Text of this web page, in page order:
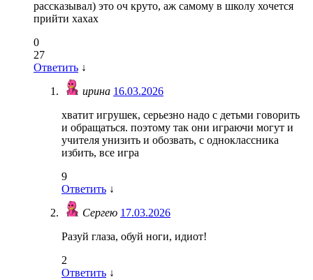
рассказывал) это оч круто, аж самому в школу хочется
прийти хахах
0
27
Ответить ↓
ирина 16.03.2026
хватит игрушек, серьезно надо с детьми говорить
и обращаться. поэтому так они играючи могут и
учителя унизить и обозвать, с одноклассника
избить, все игра
9
Ответить ↓
Сергею 17.03.2026
Разуй глаза, обуй ноги, идиот!
2
Ответить ↓